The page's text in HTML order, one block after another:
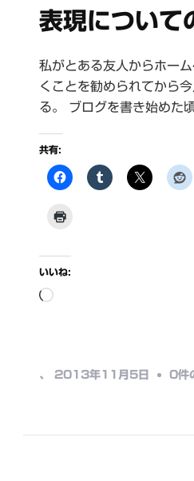
表現について
私がとある友人からホー
くことを勧められてから
る。 ブログを書き始めた
共有:
いいね:
読
中…
、 2013年11月5日 表
0件